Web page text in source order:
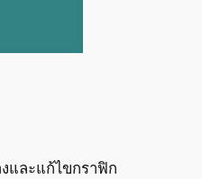
และแก้ไขกราฟิก